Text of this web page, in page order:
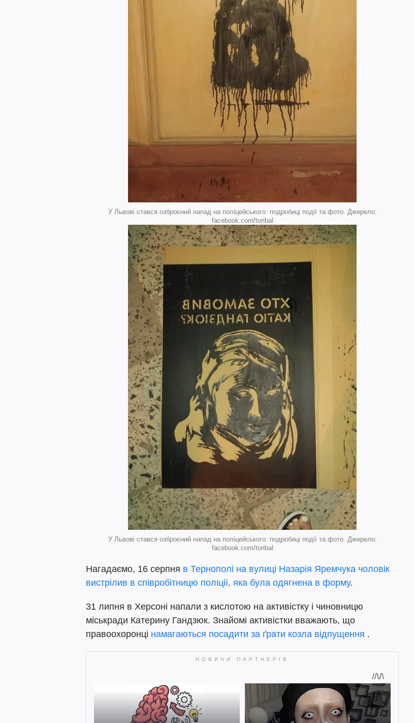
У Львові стався озброєний напад на поліцейського: подробиці події та фото. Джерело:
facebook.com/toribal
У Львові стався озброєний напад на поліцейського: подробиці події та фото. Джерело:
facebook.com/toribal
Нагадаємо, 16 серпня в Тернополі на вулиці Назарія Яремчука чоловік
вистрілив в співробітницю поліції, яка була одягнена в форму.
31 липня в Херсоні напали з кислотою на активістку і чиновницю
міськради Катерину Гандзюк. Знайомі активістки вважають, що
правоохоронці намагаються посадити за ґрати козла відпущення .